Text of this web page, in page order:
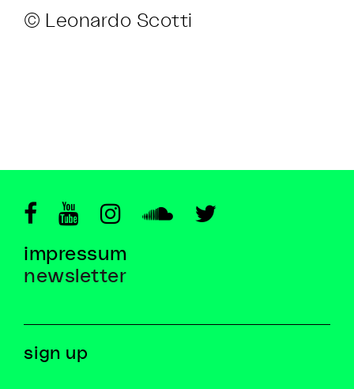
© Leonardo Scotti
impressum
newsletter